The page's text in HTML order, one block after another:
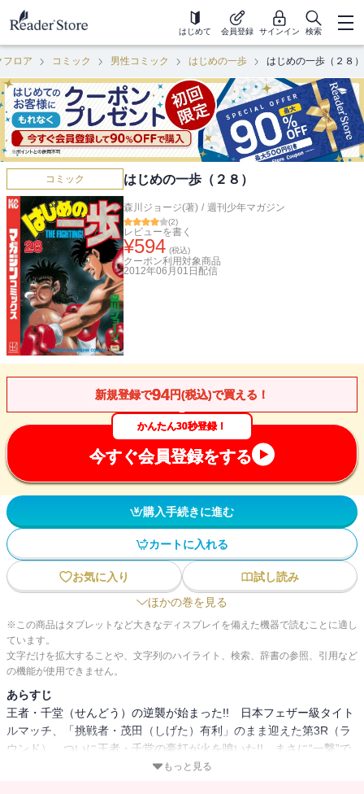
はじめて 会員登録 サインイン 検索
フロア コミック 男性コミック はじめの一歩 はじめの一歩（２８）
コミック はじめの一歩（２８）
森川ジョージ(著) / 週刊少年マガジン
(2)
レビューを書く
¥594 (税込)
クーポン利用対象商品
2012年06月01日 配信
新規登録で94円(税込)で買える！
かんたん30秒登録！
今すぐ会員登録をする
購入手続きに進む
カートに入れる
お気に入り
試し読み
ほかの巻を見る
※この商品はタブレットなど大きなディスプレイを備えた機器で読むことに適し
ています。
文字だけを拡大することや、文字列のハイライト、検索、辞書の参照、引用など
の機能が使用できません。
あらすじ
王者・千堂（せんどう）の逆襲が始まった!! 日本フェザー級タイト
ルマッチ、「挑戦者・茂田（しげた）有利」のまま迎えた第3R（ラ
ウンド）。ついに王者・千堂の豪打が火を噴いた!! まさに“一撃”で
劣勢をひっくり返してしまう千堂の強さに、今さらながら驚かされ
もっと見る